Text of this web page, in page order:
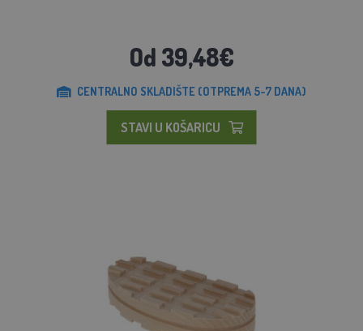
Od 39,48€
CENTRALNO SKLADIŠTE (OTPREMA 5-7 DANA)
STAVI U KOŠARICU